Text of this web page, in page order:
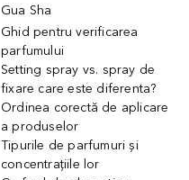
Gua Sha
Ghid pentru verificarea
parfumului
Setting spray vs. spray de
fixare care este diferenta?
Ordinea corectă de aplicare
a produselor
Tipurile de parfumuri și
concentrațiile lor